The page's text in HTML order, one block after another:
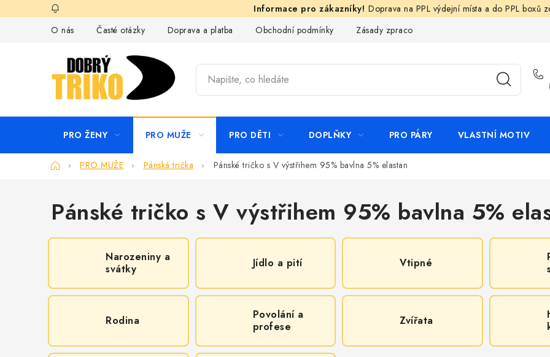
na
Doprava na PPL výdejní místa a do PPL boxů
O nás
Časté otázky Doprava a platba Obchodní podmínky Zásady zpracování ochrany osobních údajů
PRO ŽENY PRO MUŽE PRO DĚTI DOPLŇKY PRO PÁRY VLASTNÍ MOTIV
DomůPRO MUŽE Pánská trička Pánské tričko s V výstřihem 95% bavlna 5% elastan
Pánské tričko s V výstřihem 95% bavlna 5%
Narozeniny a
svátky
Jídlo a pití Vtipné
Rodina
Povolání a
profese
Zvířata